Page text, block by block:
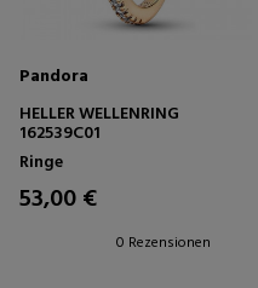
Pandora
HELLER WELLENRING
162539C01
Ringe
53,00 €
0 Rezensionen